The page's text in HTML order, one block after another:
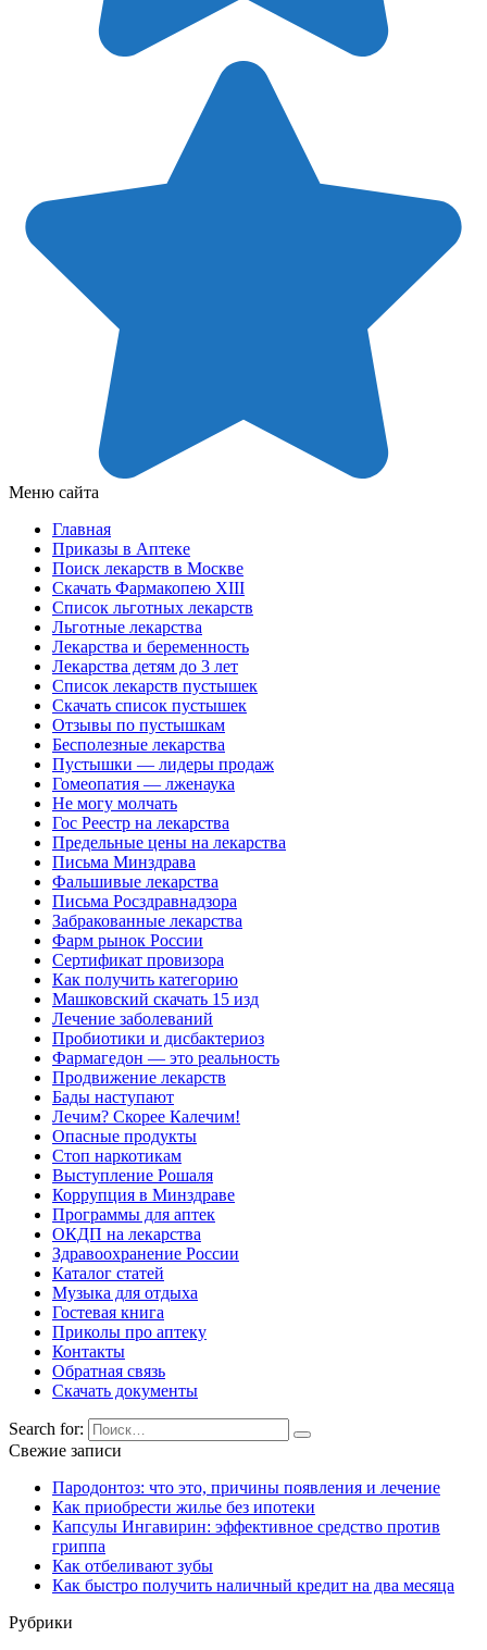
Меню сайта
Главная
Приказы в Аптеке
Поиск лекарств в Москве
Скачать Фармакопею XIII
Список льготных лекарств
Льготные лекарства
Лекарства и беременность
Лекарства детям до 3 лет
Список лекарств пустышек
Скачать список пустышек
Отзывы по пустышкам
Бесполезные лекарства
Пустышки — лидеры продаж
Гомеопатия — лженаука
Не могу молчать
Гос Реестр на лекарства
Предельные цены на лекарства
Письма Минздрава
Фальшивые лекарства
Письма Росздравнадзора
Забракованные лекарства
Фарм рынок России
Сертификат провизора
Как получить категорию
Машковский скачать 15 изд
Лечение заболеваний
Пробиотики и дисбактериоз
Фармагедон — это реальность
Продвижение лекарств
Бады наступают
Лечим? Скорее Калечим!
Опасные продукты
Стоп наркотикам
Выступление Рошаля
Коррупция в Минздраве
Программы для аптек
ОКДП на лекарства
Здравоохранение России
Каталог статей
Музыка для отдыха
Гостевая книга
Приколы про аптеку
Контакты
Обратная связь
Скачать документы
Search for:
Свежие записи
Пародонтоз: что это, причины появления и лечение
Как приобрести жилье без ипотеки
Капсулы Ингавирин: эффективное средство против
гриппа
Как отбеливают зубы
Как быстро получить наличный кредит на два месяца
Рубрики